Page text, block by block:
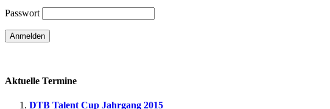
Passwort
Aktuelle Termine
DTB Talent Cup Jahrgang 2015